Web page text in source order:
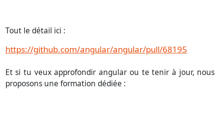
Tout le détail ici :
https://github.com/angular/angular/pull/68195
Et si tu veux approfondir angular ou te tenir à jour, nous
proposons une formation dédiée :